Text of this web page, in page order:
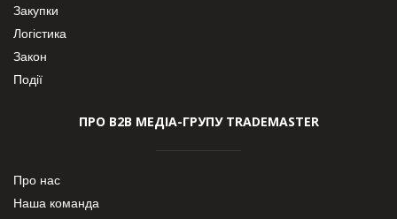
Закупки
Логістика
Закон
Події
ПРО В2В МЕДІА-ГРУПУ TRADEMASTER
Про нас
Наша команда